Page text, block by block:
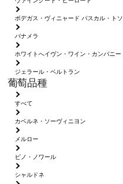
ボデガス・ヴィニャード パスカル・トソ
パナメラ
ホワイトへイヴン・ワイン・カンパニー
ジェラール・ベルトラン
葡萄品種
すべて
カベルネ・ソーヴィニヨン
メルロー
ピノ・ノワール
シャルドネ